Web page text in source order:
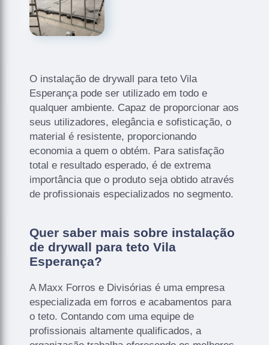
O instalação de drywall para teto Vila
Esperança pode ser utilizado em todo e
qualquer ambiente. Capaz de proporcionar aos
seus utilizadores, elegância e sofisticação, o
material é resistente, proporcionando
economia a quem o obtém. Para satisfação
total e resultado esperado, é de extrema
importância que o produto seja obtido através
de profissionais especializados no segmento.
Quer saber mais sobre instalação
de drywall para teto Vila
Esperança?
A Maxx Forros e Divisórias é uma empresa
especializada em forros e acabamentos para
o teto. Contando com uma equipe de
profissionais altamente qualificados, a